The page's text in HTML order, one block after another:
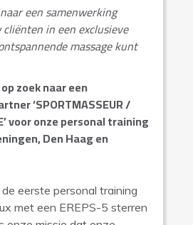
een samenwerking
in een exclusieve
massage kunt
zoek naar een
‘SPORTMASSEUR /
voor onze personal training
Den Haag en
eerste personal training
met een EREPS-5 sterren